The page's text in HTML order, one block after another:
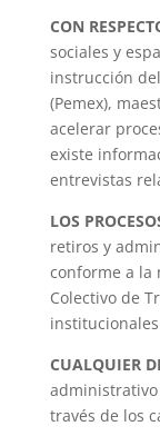
CON
sociales y
instrucción
(Pemex),
acelerar
existe
entrevistas
LOS
retiros y
conforme a la
Colectivo de
CUALQUIER
través de los